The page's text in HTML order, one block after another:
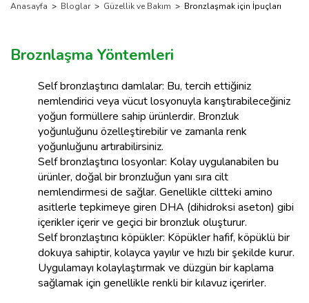
Anasayfa > Bloglar > Güzellik ve Bakım > Bronzlaşmak için İpuçları
Broznlaşma Yöntemleri
Self bronzlaştırıcı damlalar: Bu, tercih ettiğiniz
nemlendirici veya vücut losyonuyla karıştırabileceğiniz
yoğun formüllere sahip ürünlerdir. Bronzluk
yoğunluğunu özelleştirebilir ve zamanla renk
yoğunluğunu artırabilirsiniz.
Self bronzlaştırıcı losyonlar: Kolay uygulanabilen bu
ürünler, doğal bir bronzluğun yanı sıra cilt
nemlendirmesi de sağlar. Genellikle ciltteki amino
asitlerle tepkimeye giren DHA (dihidroksi aseton) gibi
içerikler içerir ve geçici bir bronzluk oluşturur.
Self bronzlaştırıcı köpükler: Köpükler hafif, köpüklü bir
dokuya sahiptir, kolayca yayılır ve hızlı bir şekilde kurur.
Uygulamayı kolaylaştırmak ve düzgün bir kaplama
sağlamak için genellikle renkli bir kılavuz içerirler.